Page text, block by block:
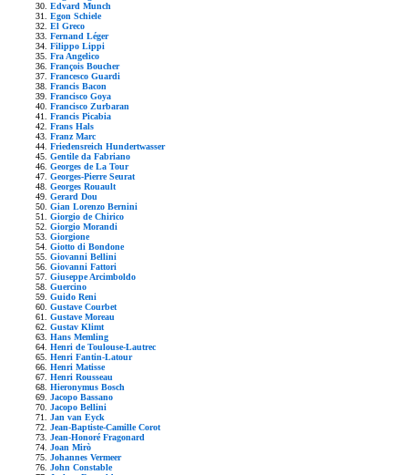
Edvard Munch
Egon Schiele
El Greco
Fernand Léger
Filippo Lippi
Fra Angelico
François Boucher
Francesco Guardi
Francis Bacon
Francisco Goya
Francisco Zurbaran
Francis Picabia
Frans Hals
Franz Marc
Friedensreich Hundertwasser
Gentile da Fabriano
Georges de La Tour
Georges-Pierre Seurat
Georges Rouault
Gerard Dou
Gian Lorenzo Bernini
Giorgio de Chirico
Giorgio Morandi
Giorgione
Giotto di Bondone
Giovanni Bellini
Giovanni Fattori
Giuseppe Arcimboldo
Guercino
Guido Reni
Gustave Courbet
Gustave Moreau
Gustav Klimt
Hans Memling
Henri de Toulouse-Lautrec
Henri Fantin-Latour
Henri Matisse
Henri Rousseau
Hieronymus Bosch
Jacopo Bassano
Jacopo Bellini
Jan van Eyck
Jean-Baptiste-Camille Corot
Jean-Honoré Fragonard
Joan Mirò
Johannes Vermeer
John Constable